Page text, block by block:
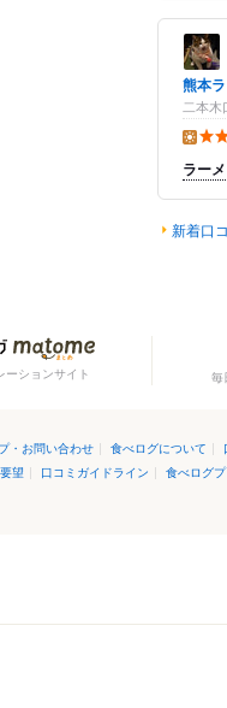
熊本
二本木
昼の
ラー
新着口
ーションサイト 毎
・お問い合わせ | 食べログについて |
望 | 口コミガイドライン | 食べログ